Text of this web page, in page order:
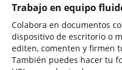
Trabajo en equipo
Colabora en documentos
dispositivo de escritorio o
editen, comenten y firmen
También puedes hacer tu